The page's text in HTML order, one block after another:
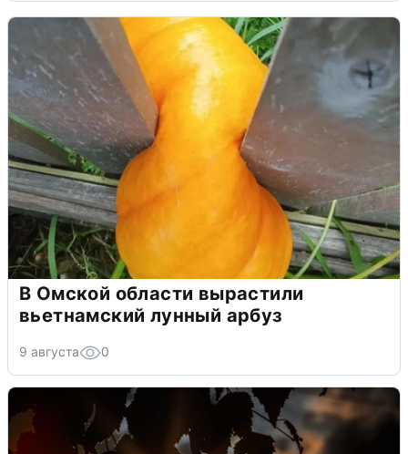
В Омской области вырастили
вьетнамский лунный арбуз
9 августа 0